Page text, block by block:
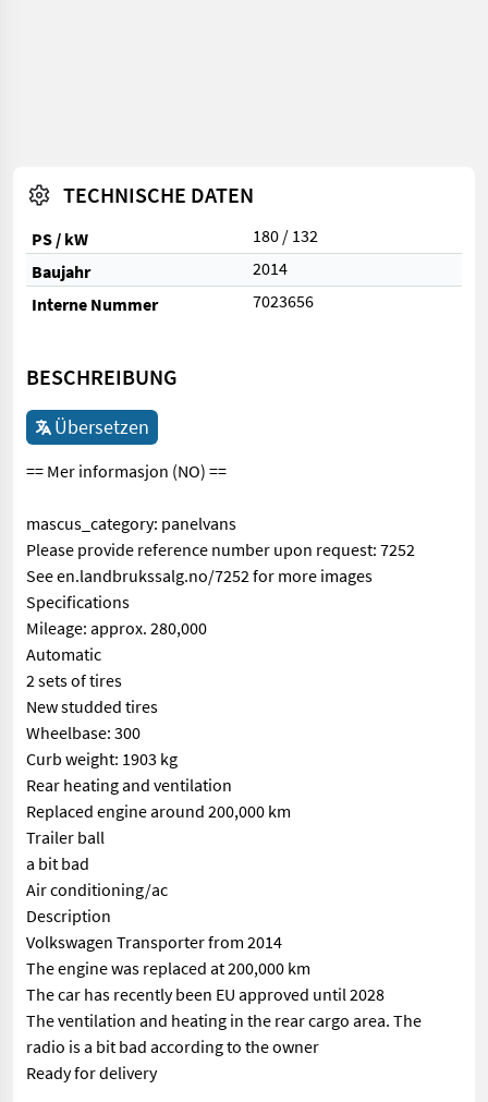
TECHNISCHE DATEN
PS / kW
180 / 132
Baujahr
2014
Interne Nummer
7023656
BESCHREIBUNG
Übersetzen
== Mer informasjon (NO) ==
mascus_category: panelvans
Please provide reference number upon request: 7252
See en.landbrukssalg.no/7252 for more images
Specifications
Mileage: approx. 280,000
Automatic
2 sets of tires
New studded tires
Wheelbase: 300
Curb weight: 1903 kg
Rear heating and ventilation
Replaced engine around 200,000 km
Trailer ball
a bit bad
Air conditioning/ac
Description
Volkswagen Transporter from 2014
The engine was replaced at 200,000 km
The car has recently been EU approved until 2028
The ventilation and heating in the rear cargo area. The
radio is a bit bad according to the owner
Ready for delivery